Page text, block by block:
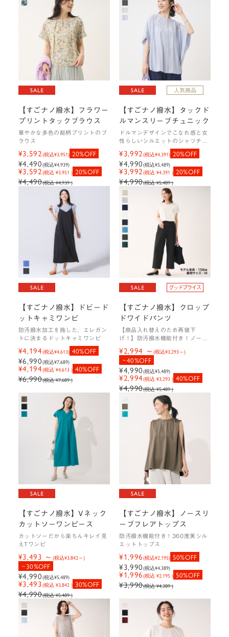
【すごナノ撥水】フラワー
プリントタックブラウス
華やかな多色の総柄プリントのブ
ラウス
¥3,592(税込¥3,951) 20%OFF
¥4,490(税込¥4,939)
¥3,592(税込 ¥3,951 ) 20%OFF
¥4,490(税込 ¥4,939 )
【すごナノ撥水】タックド
ルマンスリーブチュニック
ドルマンデザインでこなれ感と女
性らしいシルエットのシャツチュ
¥3,992(税込¥4,391) 20%OFF
¥4,990(税込¥5,489)
¥3,992(税込 ¥4,391 ) 20%OFF
¥4,990(税込 ¥5,489 )
【すごナノ撥水】ドビード
ットキャミワンピ
防汚撥水加工を施した、エレガン
トに決まるドットキャミワンピ
¥4,194(税込¥4,613) 40%OFF
¥6,990(税込¥7,689)
¥4,194(税込 ¥4,613 ) 40%OFF
¥6,990(税込 ¥7,689 )
【すごナノ撥水】クロップ
ドワイドパンツ
【商品入れ替えのため再値下
げ！】防汚撥水機能付き！ノータ
¥2,994 (税込¥3,293 )
40%OFF
¥4,990(税込¥5,489)
¥2,994(税込 ¥3,293 ) 40%OFF
¥4,990(税込 ¥5,489 )
【すごナノ撥水】Vネック
カットソーワンピース
カットソーだから楽ちんキレイ見
えTワンピ
¥3,493 (税込¥3,842 )
30%OFF
¥4,990(税込¥5,489)
¥3,493(税込 ¥3,842 ) 30%OFF
¥4,990(税込 ¥5,489 )
【すごナノ撥水】ノースリ
ーブフレアトップス
防汚撥水機能付き！360度美シル
エットトップス
¥1,996(税込¥2,195) 50%OFF
¥3,990(税込¥4,389)
¥1,996(税込 ¥2,195 ) 50%OFF
¥3,990(税込 ¥4,389 )